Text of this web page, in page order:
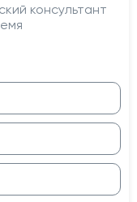
консультант